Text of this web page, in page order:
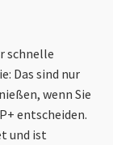
schnelle
Das sind nur
wenn Sie
entscheiden.
und ist